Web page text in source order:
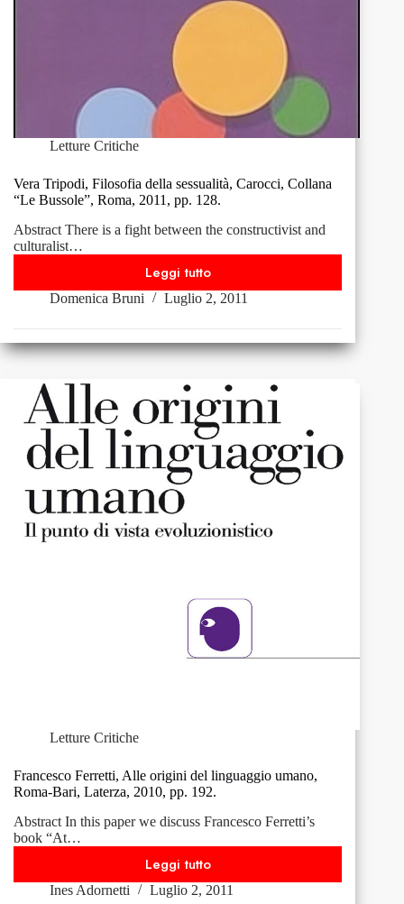
300
pp.
Letture Critiche
Vera Tripodi, Filosofia della sessualità, Carocci, Collana
“Le Bussole”, Roma, 2011, pp. 128.
Abstract There is a fight between the constructivist and
culturalist…
Leggi tutto
Vera
Tripodi,
della
sessualità,
Carocci,
Collana
“Le
Bussole”,
Roma,
2011,
pp.
128.
Domenica Bruni Luglio 2, 2011
Letture Critiche
Francesco Ferretti, Alle origini del linguaggio umano,
Roma-Bari, Laterza, 2010, pp. 192.
Abstract In this paper we discuss Francesco Ferretti’s
book “At…
Leggi tutto
Francesco
Ferretti,
Ines Adornetti Luglio 2, 2011